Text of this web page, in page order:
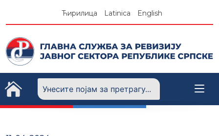
Ћирилица Latinica English